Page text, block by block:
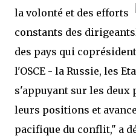
la volonté et des efforts
constants des dirigeants
des pays qui
l'OSCE - la Russie, les
s'appuyant sur les
leurs positions et
pacifique du conflit," a